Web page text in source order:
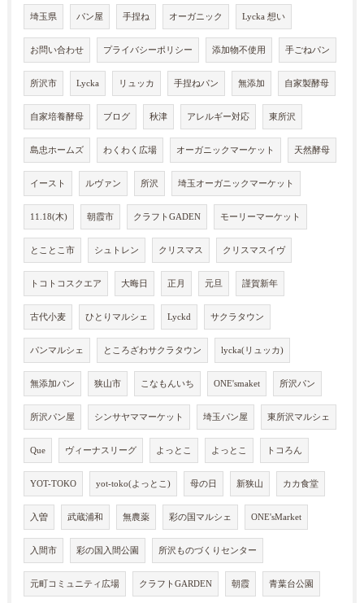
埼玉県 パン屋 手捏ね オーガニック Lycka 想い
お問い合わせ プライバシーポリシー 添加物不使用 手ごねパン
所沢市 Lycka リュッカ 手捏ねパン 無添加 自家製酵母
自家培養酵母 ブログ 秋津 アレルギー対応 東所沢
島忠ホームズ わくわく広場 オーガニックマーケット 天然酵母
イースト ルヴァン 所沢 埼玉オーガニックマーケット
11.18(木) 朝霞市 クラフトGADEN モーリーマーケット
とことこ市 シュトレン クリスマス クリスマスイヴ
トコトコスクエア 大晦日 正月 元旦 謹賀新年
古代小麦 ひとりマルシェ Lyckd サクラタウン
パンマルシェ ところざわサクラタウン lycka(リュッカ)
無添加パン 狭山市 こなもんいち ONE'smaket 所沢パン
所沢パン屋 シンサヤママーケット 埼玉パン屋 東所沢マルシェ
Que ヴィーナスリーグ よっとこ よっとこ トコろん
YOT-TOKO yot-toko(よっとこ) 母の日 新狭山 カカ食堂
入曽 武蔵浦和 無農薬 彩の国マルシェ ONE'sMarket
入間市 彩の国入間公園 所沢ものづくりセンター
元町コミュニティ広場 クラフトGARDEN 朝霞 青葉台公園